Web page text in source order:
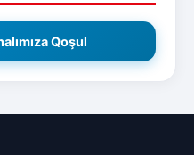
Qoşul